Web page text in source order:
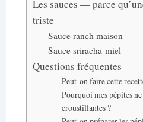
Les sauces — parce
triste
Sauce ranch maison
Sauce sriracha-miel
Questions fréquentes
Peut-on faire cette
Pourquoi mes pépites
croustillantes ?